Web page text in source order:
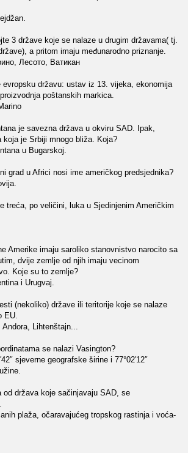
3 države koje se nalaze u drugim državama( tj.
a pritom imaju međunarodno priznanje.
Лесото, Ватикан
evropsku državu: ustav iz 13. vijeka, ekonomija
poštanskih markica.
je savezna država u okviru SAD. Ipak,
koja je Srbiji mnogo bliža. Koja?
u Bugarskoj.
grad u Africi nosi ime američkog predsjednika?
treća, po veličini, luka u Sjedinjenim Američkim
Amerike imaju saroliko stanovnistvo narocito sa
dvije zemlje od njih imaju vecinom
Koje su to zemlje?
i Urugvaj.
(nekoliko) države ili teritorije koje se nalaze
EU.
Lihtenštajn...
se nalazi Vasington?
sjeverne geografske širine i 77°02′12″
od država koje sačinjavaju SAD, se
plaža, očaravajućeg tropskog rastinja i voća-